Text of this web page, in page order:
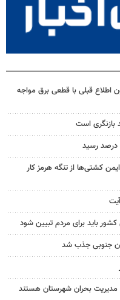
اطلاع قبلی با قطعی برق مواجه
بازنگری است
کشتی‌ها از تنگه هرمز کار
باید برای مردم تبیین شود
مدیریت بحران شهرستان هستند